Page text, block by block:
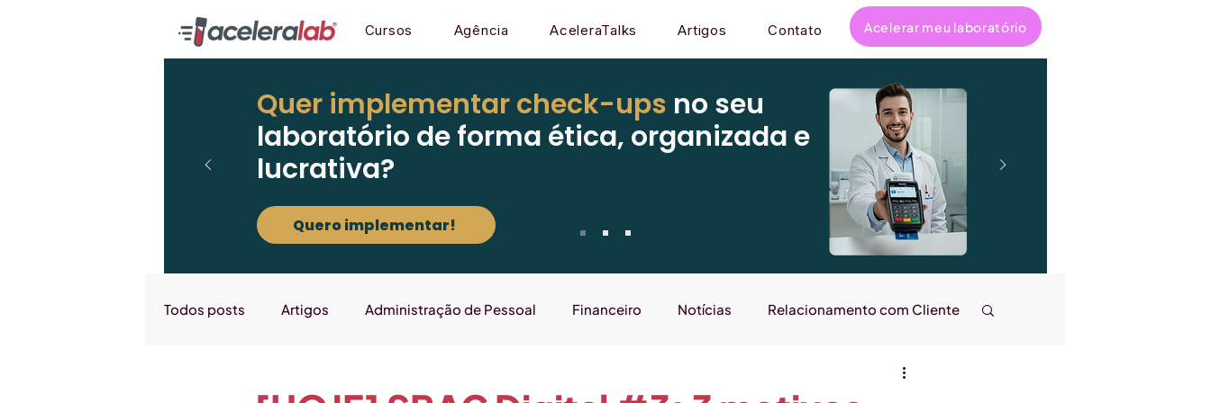
Cursos Agência AceleraTalks Artigos Contato Acelerar meu laboratório
Quer implementar check-ups no seu
laboratório de forma ética, organizada e
lucrativa?
Quero implementar!
Todos posts Artigos Administração de Pessoal Financeiro Notícias Relacionamento com Cliente
Entrevistas